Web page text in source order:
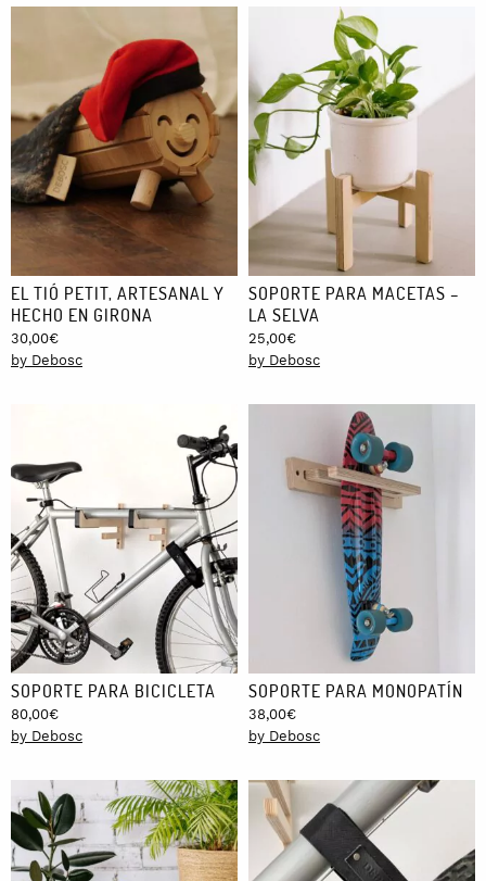
EL TIÓ PETIT, ARTESANAL Y
HECHO EN GIRONA
30,00€
by Debosc
SOPORTE PARA MACETAS –
LA SELVA
25,00€
by Debosc
SOPORTE PARA BICICLETA
80,00€
by Debosc
SOPORTE PARA MONOPATÍN
38,00€
by Debosc